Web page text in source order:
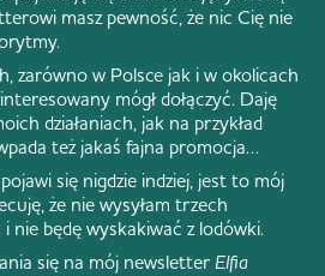
masz pewność, że nic Cię nie
zarówno w Polsce jak i w okolicach
mógł dołączyć. Daję
działaniach, jak na przykład
też jakaś fajna promocja…
się nigdzie indziej, jest to mój
że nie wysyłam trzech
nie będę wyskakiwać z lodówki.
się na mój newsletter Elfia